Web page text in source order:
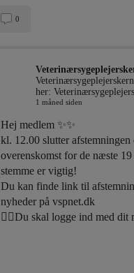
0
her:
1 måned siden
Hej medlem ✨✨
kl. 12.00 slutter
overenskomst for de næste
stemme er vigtig!
Du kan finde link til
nyheder på vspnet.dk
☝🏼Du skal logge ind med dit